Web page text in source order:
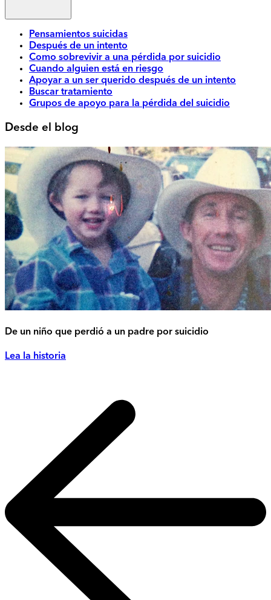
Pensamientos suicidas
Después de un intento
Como sobrevivir a una pérdida por suicidio
Cuando alguien está en riesgo
Apoyar a un ser querido después de un intento
Buscar tratamiento
Grupos de apoyo para la pérdida del suicidio
Desde el blog
De un niño que perdió a un padre por suicidio
Lea la historia